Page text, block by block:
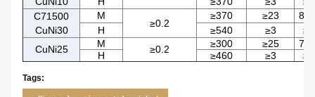
C71500
CuNi30
M
≥0.2
≥370 ≥23
H
≥540 ≥3
CuNi25
M ≥0.2 ≥300 ≥25
H
≥460 ≥3
Tags: